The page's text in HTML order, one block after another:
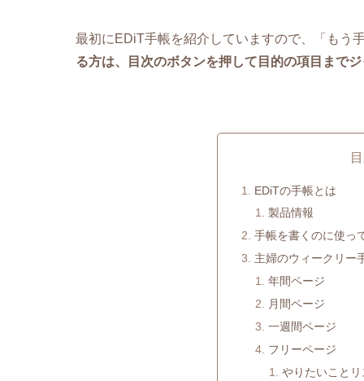
最初にEDiT手帳を紹介していますので、「もう
る方は、目次のボタンを押して目的の項目まで
EDiTの手帳とは
製品情報
手帳を書くのに使っ
主婦のウィークリー
年間ページ
月間ページ
一週間ページ
フリーページ
やりたいこと